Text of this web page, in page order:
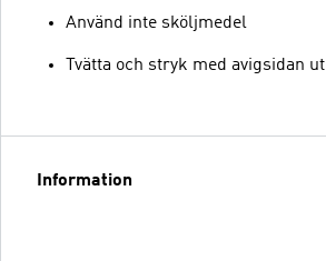
Använd inte sköljmedel
Tvätta och stryk med avigsidan ut
Information